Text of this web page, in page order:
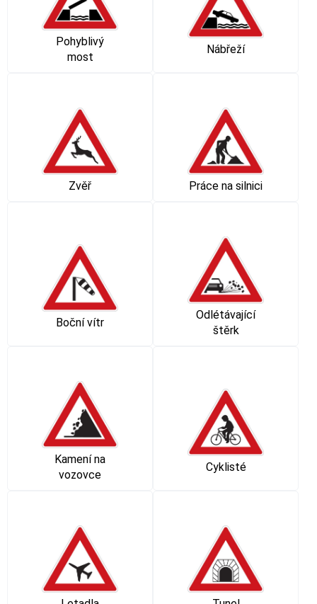
Pohyblivý
most
Nábřeží
Zvěř Práce na silnici
Boční vítr
Odlétávající
štěrk
Kamení na
vozovce
Cyklisté